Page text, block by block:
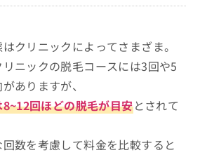
クリニックによってさまざま。
ニックの脱毛コースには3回や5
ありますが、
回ほどの脱毛が目安とされて
数を考慮して料金を比較すると